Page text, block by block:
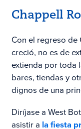
Chappell
Con el regreso de
creció, no es de
extienda por toda
bares, tiendas y
dignos de una
Diríjase a West
asistir a la fiesta